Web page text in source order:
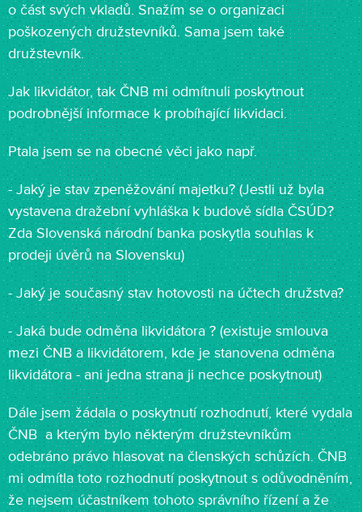
o část svých vkladů. Snažím se o organizaci
poškozených družstevníků. Sama jsem také
družstevník.
Jak likvidátor, tak ČNB mi odmítnuli poskytnout
podrobnější informace k probíhající likvidaci.
Ptala jsem se na obecné věci jako např.
- Jaký je stav zpeněžování majetku? (Jestli už byla
vystavena dražební vyhláška k budově sídla ČSÚD?
Zda Slovenská národní banka poskytla souhlas k
prodeji úvěrů na Slovensku)
- Jaký je současný stav hotovosti na účtech družstva?
- Jaká bude odměna likvidátora ? (existuje smlouva
mezi ČNB a likvidátorem, kde je stanovena odměna
likvidátora - ani jedna strana ji nechce poskytnout)
Dále jsem žádala o poskytnutí rozhodnutí, které vydala
ČNB a kterým bylo některým družstevníkům
odebráno právo hlasovat na členských schůzích. ČNB
mi odmítla toto rozhodnutí poskytnout s odůvodněním,
že nejsem účastníkem tohoto správního řízení a že